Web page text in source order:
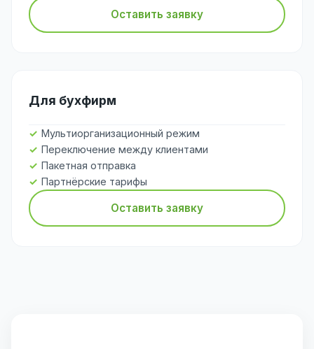
Оставить заявку
Для бухфирм
Мультиорганизационный режим
Переключение между клиентами
Пакетная отправка
Партнёрские тарифы
Оставить заявку